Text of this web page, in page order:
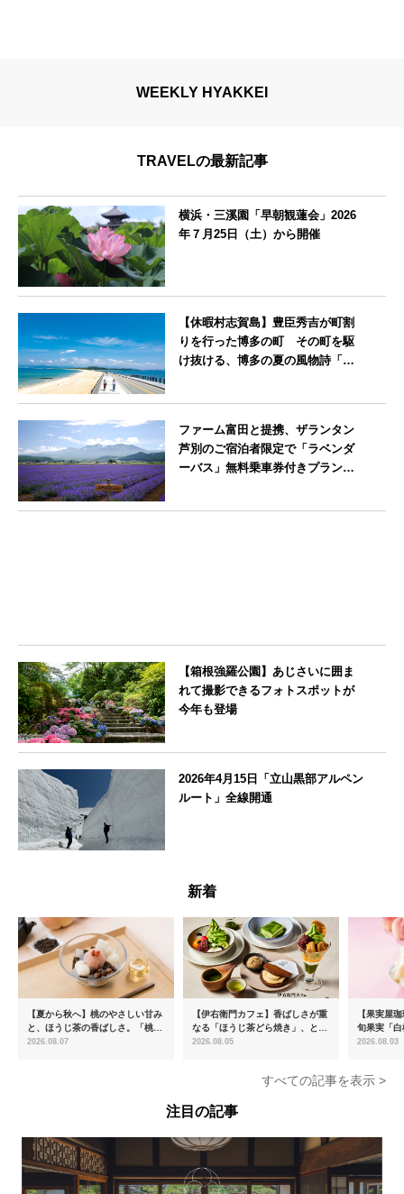
WEEKLY HYAKKEI
TRAVELの最新記事
横浜・三溪園「早朝観蓮会」2026
年７月25日（土）から開催
【休暇村志賀島】豊臣秀吉が町割
りを行った博多の町 その町を駆
け抜ける、博多の夏の風物詩「博
ファーム富田と提携、ザランタン
芦別のご宿泊者限定で「ラベンダ
ーバス」無料乗車券付きプランを
【箱根強羅公園】あじさいに囲ま
れて撮影できるフォトスポットが
今年も登場
2026年4月15日「立山黒部アルペン
ルート」全線開通
新着
【夏から秋へ】桃のやさしい甘み
と、ほうじ茶の香ばしさ。「桃と
ほうじ茶のあんみつ」を8月中旬
2026.08.07
【伊右衛門カフェ】香ばしさが重
なる「ほうじ茶どら焼き」、とろ
ける「宇治抹茶ティラミス」が新
2026.08.05
【果実屋
旬果実「
限定販売
2026.08.03
すべての記事を表示 >
注目の記事